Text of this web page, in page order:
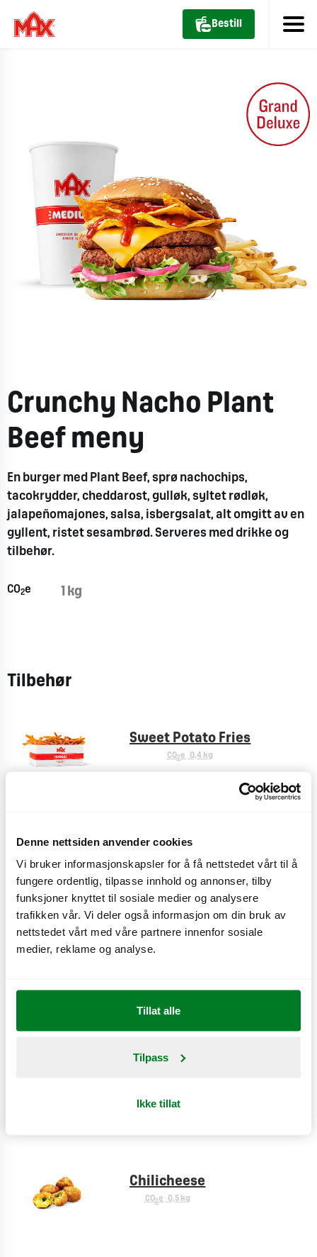
Denne nettsiden anvender cookies
Vi bruker informasjonskapsler for å få nettstedet vårt til å
fungere ordentlig, tilpasse innhold og annonser, tilby
funksjoner knyttet til sosiale medier og analysere
trafikken vår. Vi deler også informasjon om din bruk av
nettstedet vårt med våre partnere innenfor sosiale
medier, reklame og analyse.
Tillat alle
Tilpass
Ikke tillat
Bestill
Crunchy Nacho Plant
Beef meny
En burger med Plant Beef, sprø nachochips,
tacokrydder, cheddarost, gulløk, syltet rødløk,
jalapeñomajones, salsa, isbergsalat, alt omgitt av en
gyllent, ristet sesambrød. Serveres med drikke og
tilbehør.
CO2e 1 kg
Tilbehør
Sweet Potato Fries
CO2e 0,4 kg
CO2e < 0,1 kg
Plussmeny
CO2e < 0,1 kg
Cheese fries
CO e 0,9 kg
Chilicheese
CO2e 0,5 kg